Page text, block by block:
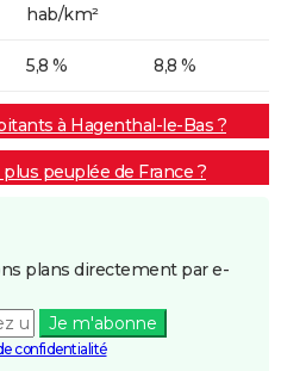
hab/km²
5,8 % 8,8 %
à Hagenthal-le-Bas ?
peuplée de France ?
plans directement par e-
Je m'abonne
confidentialité